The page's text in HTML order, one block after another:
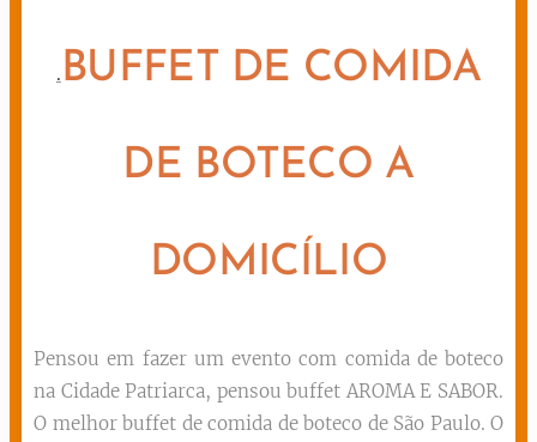
. BUFFET DE COMIDA
DE BOTECO A
DOMICÍLIO
Pensou em fazer um evento com comida de boteco
na Cidade Patriarca, pensou buffet AROMA E SABOR.
O melhor buffet de comida de boteco de São Paulo. O